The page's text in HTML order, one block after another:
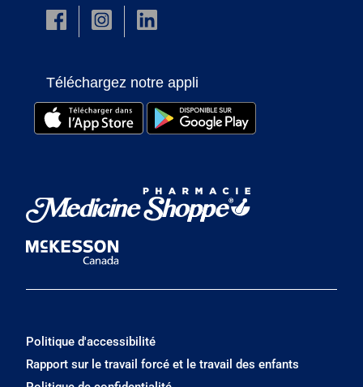
Téléchargez notre appli
Politique d'accessibilité
Rapport sur le travail forcé et le travail des enfants